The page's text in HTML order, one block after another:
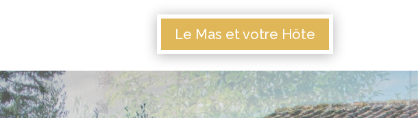
Le Mas et votre Hôte